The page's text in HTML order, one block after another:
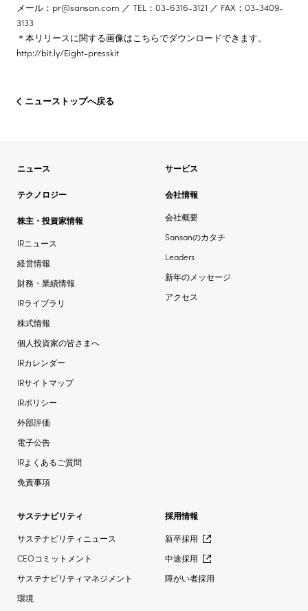
メール：pr@sansan.com ／ TEL：03-6316-3121 ／ FAX：03-3409-
3133
＊本リリースに関する画像はこちらでダウンロードできます。
http://bit.ly/Eight-presskit
ニューストップへ戻る
ニュース サービス
テクノロジー
会社情報
会社概要
Sansanのカタチ
Leaders
新年のメッセージ
アクセス
株主・投資家情報
IRニュース
経営情報
財務・業績情報
IRライブラリ
株式情報
個人投資家の皆さまへ
IRカレンダー
IRサイトマップ
IRポリシー
外部評価
電子公告
IRよくあるご質問
免責事項
サステナビリティ
サステナビリティニュース
CEOコミットメント
サステナビリティマネジメント
環境
採用情報
新卒採用
中途採用
障がい者採用